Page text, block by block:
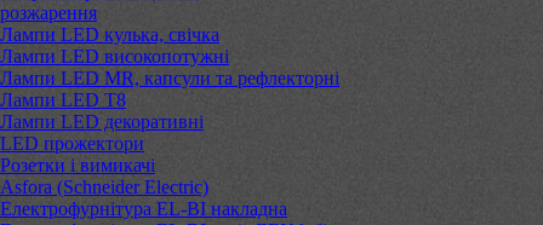
розжарення
Лампи LED кулька, свічка
Лампи LED високопотужні
Лампи LED MR, капсули та рефлекторні
Лампи LED Т8
Лампи LED декоративні
LED прожектори
Розетки і вимикачі
Asfora (Schneider Electric)
Електрофурнітура EL-BI накладна